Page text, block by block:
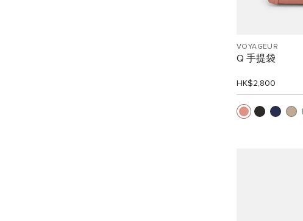
VOYAGEUR
Q 手提袋
HK$2,800